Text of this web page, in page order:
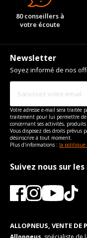
80 conseillers à
votre écoute
Newsletter
Soyez informé de nos
Votre adresse e-mail sera traitée
traitement pour lui permettre de
concernant ses activités, produits
Vous disposez des droits
désinscrire à tout moment.
Plus d'informations : la politique
Suivez nous sur
ALLOPNEUS, VENTE DE